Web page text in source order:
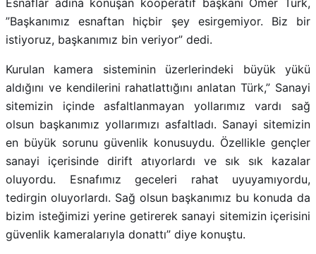
Esnaflar adına konuşan kooperatif başkanı Ömer Türk,
”Başkanımız esnaftan hiçbir şey esirgemiyor. Biz bir
istiyoruz, başkanımız bin veriyor” dedi.
Kurulan kamera sisteminin üzerlerindeki büyük yükü
aldığını ve kendilerini rahatlattığını anlatan Türk,” Sanayi
sitemizin içinde asfaltlanmayan yollarımız vardı sağ
olsun başkanımız yollarımızı asfaltladı. Sanayi sitemizin
en büyük sorunu güvenlik konusuydu. Özellikle gençler
sanayi içerisinde dirift atıyorlardı ve sık sık kazalar
oluyordu. Esnafımız geceleri rahat uyuyamıyordu,
tedirgin oluyorlardı. Sağ olsun başkanımız bu konuda da
bizim isteğimizi yerine getirerek sanayi sitemizin içerisini
güvenlik kameralarıyla donattı” diye konuştu.